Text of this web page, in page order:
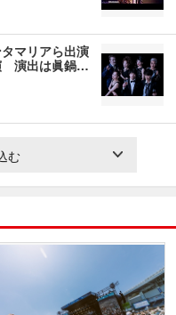
マリアら出演
演出は眞鍋…
む